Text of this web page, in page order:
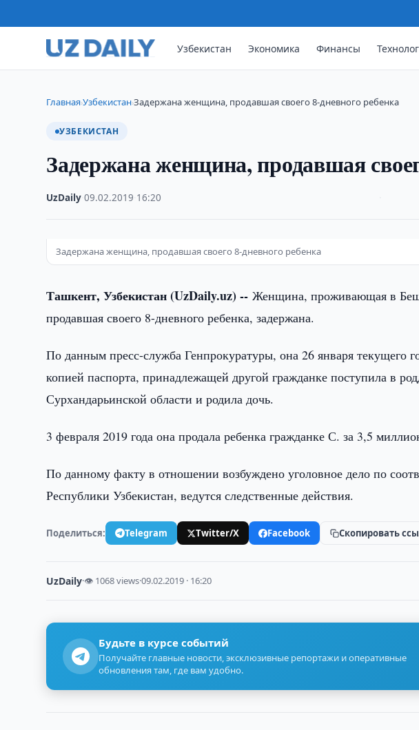
Узбекистан Экономика Финансы
Главная›Узбекистан›Задержана женщина, продавшая своего 8-дневного ребенка
УЗБЕКИСТАН
Задержана женщина, продавшая
UzDaily ·09.02.2019 16:20
Задержана женщина, продавшая своего 8-дневного ребенка
Ташкент, Узбекистан (UzDaily.uz) --Женщина, проживающая в
продавшая своего 8-дневного ребенка, задержана.
По данным пресс-служба Генпрокуратуры, она 26 января текущего
копией паспорта, принадлежащей другой гражданке поступила в
Сурхандарьинской области и родила дочь.
3 февраля 2019 года она продала ребенка гражданке С. за 3,5
По данному факту в отношении возбуждено уголовное дело по
Республики Узбекистан, ведутся следственные действия.
Поделиться: Telegram Twitter/X Facebook Скопировать
UzDaily·👁 1068 views·09.02.2019 · 16:20
Будьте в курсе событий
Получайте главные новости, эксклюзивные репортажи и оперативные
обновления там, где вам удобно.